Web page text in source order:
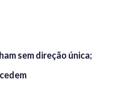
sem direção única;